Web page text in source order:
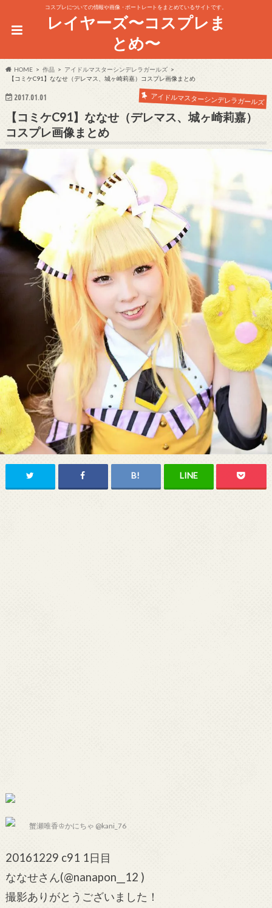
コスプレについての情報や画像・ポートレートをまとめているサイトです。
レイヤーズ〜コスプレま
とめ〜
HOME 作品
アイドルマスターシンデレラガールズ
【コミケC91】ななせ（デレマス、城ヶ崎莉嘉）コスプレ画像まとめ
2017.01.01 アイドルマスターシンデレラガールズ
【コミケC91】ななせ（デレマス、城ヶ崎莉嘉）
コスプレ画像まとめ
蟹瀬唯香♔かにちゃ @kani_76
20161229 c91 1日目
ななせさん(@nanapon__12 )
撮影ありがとうございました！